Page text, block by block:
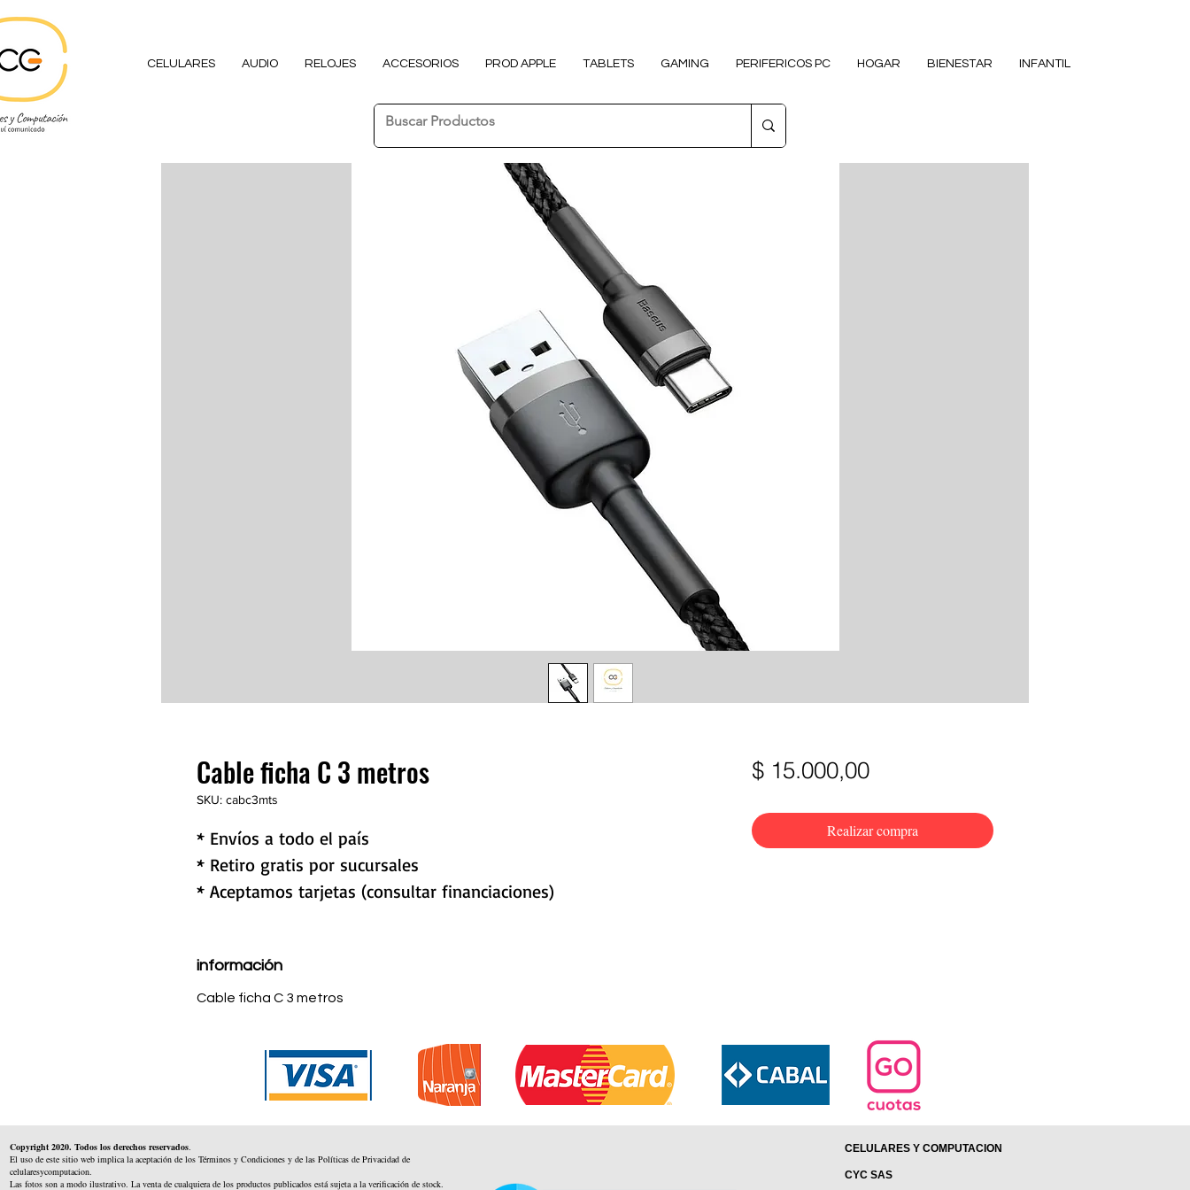
CELULARES AUDIO RELOJES ACCESORIOS PROD APPLE TABLETS GAMING PERIFERICOS PC HOGAR BIENESTAR INFANTIL
Cable ficha C 3 metros
SKU: cabc3mts
* Envíos a todo el país
* Retiro gratis por sucursales
* Aceptamos tarjetas (consultar financiaciones)
información
Cable ficha C 3 metros
$ 15.000,00Precio
Realizar compra
Copyright 2020. Todos los derechos reservados.
El uso de este sitio web implica la aceptación de los Términos y Condiciones y de las Políticas de Privacidad de
celularesycomputacion.
Las fotos son a modo ilustrativo. La venta de cualquiera de los productos publicados está sujeta a la verificación de stock.
CELULARES Y COMPUTACION
CYC SAS